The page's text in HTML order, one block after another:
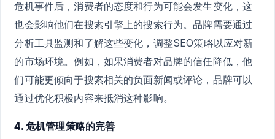
危机事件后，消费者的态度和行为可能会发生变化，这
也会影响他们在搜索引擎上的搜索行为。品牌需要通过
分析工具监测和了解这些变化，调整SEO策略以应对新
的市场环境。例如，如果消费者对品牌的信任降低，他
们可能更倾向于搜索相关的负面新闻或评论，品牌可以
通过优化积极内容来抵消这种影响。
4. 危机管理策略的完善